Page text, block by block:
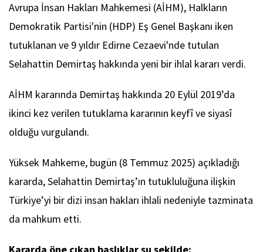
Avrupa İnsan Hakları Mahkemesi (AİHM), Halkların
Demokratik Partisi'nin (HDP) Eş Genel Başkanı iken
tutuklanan ve 9 yıldır Edirne Cezaevi'nde tutulan
Selahattin Demirtaş hakkında yeni bir ihlal kararı verdi.
AİHM kararında Demirtaş hakkında 20 Eylül 2019’da
ikinci kez verilen tutuklama kararının keyfî ve siyasî
olduğu vurgulandı.
Yüksek Mahkeme, bugün (8 Temmuz 2025) açıkladığı
kararda, Selahattin Demirtaş’ın tutukluluğuna ilişkin
Türkiye’yi bir dizi insan hakları ihlali nedeniyle tazminata
da mahkum etti.